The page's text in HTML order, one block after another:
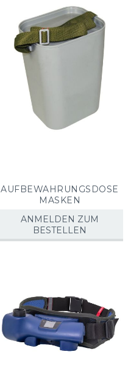
AUFBEWAHRUNGSDOSE
MASKEN
ANMELDEN ZUM
BESTELLEN